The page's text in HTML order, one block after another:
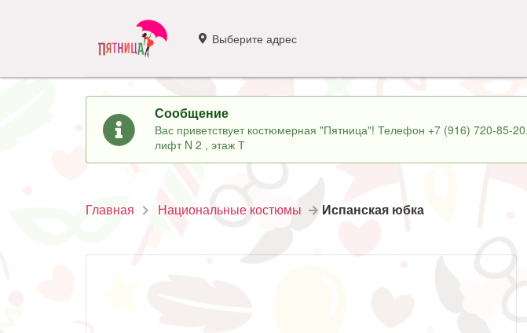
Выберите адрес
Сообщение
Вас приветствует костюмерная "Пятница"! Телефон +7 (916) 720-85-
лифт N 2 , этаж Т
Главная Национальные костюмы Испанская юбка